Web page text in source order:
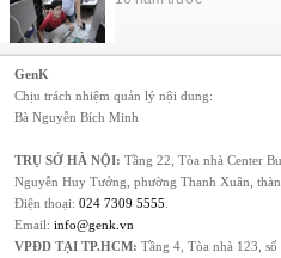
GenK
Chịu trách nhiệm quản lý nội dung:
Bà Nguyễn Bích Minh
TRỤ SỞ HÀ NỘI: Tầng 22, Tòa nhà Center
Nguyễn Huy Tưởng, phường Thanh Xuân,
Điện thoại: 024 7309 5555
Email: info@genk.vn
VPĐD TẠI TP.HCM: Tầng 4, Tòa nhà 123,